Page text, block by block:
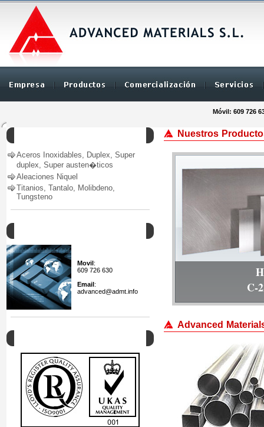
Móvil: 609 726
Aceros Inoxidables, Duplex, Super
duplex, Super austen�ticos
Aleaciones Niquel
Titanios, Tantalo, Molibdeno,
Tungsteno
Movil:
609 726 630
Email:
advanced@admt.info
Nuestros
K-
Advanced